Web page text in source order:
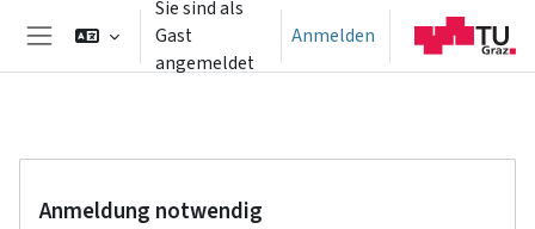
Website-Übersicht
Sie sind als
Gast
angemeldet
Anmelden
Anmeldung notwendig